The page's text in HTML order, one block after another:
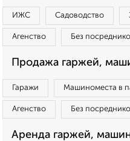
ИЖС Садоводство
Агенство Без
Продажа гаржей,
Гаражи Машиноместа в
Агенство Без
Аренда гаржей,